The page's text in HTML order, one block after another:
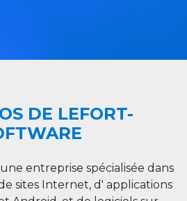
DE LEFORT-
entreprise spécialisée dans
sites Internet, d' applications